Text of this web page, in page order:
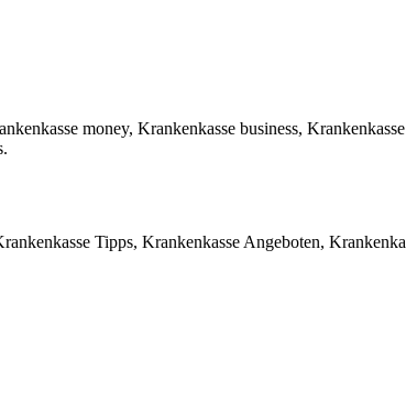
money, Krankenkasse business,
Tipps, Krankenkasse Angeboten,